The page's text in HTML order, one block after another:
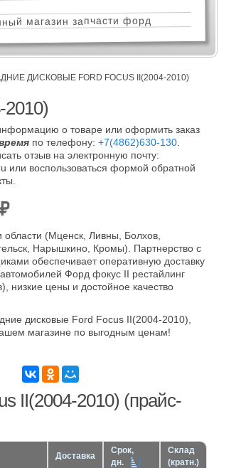
магазин запчасти форд
ДИСКОВЫЕ FORD FOCUS II(2004-2010)
2010)
о товаре или оформить заказ
по телефону: +7(4862)630-130
отзыв на электронную почту:
или воспользоваться формой обратной
(Мценск, Ливны, Болхов,
Нарышкино, Кромы). Партнерство с
обеспечивает оперативную доставку
Форд фокус II рестайлинг
низкие цены и достойное качество
дисковые Ford Focus II(2004-2010),
магазине по выгодным ценам!
II(2004-2010) (прайс-
Доставка
Срок,
дн.
Склад
(кратн.)